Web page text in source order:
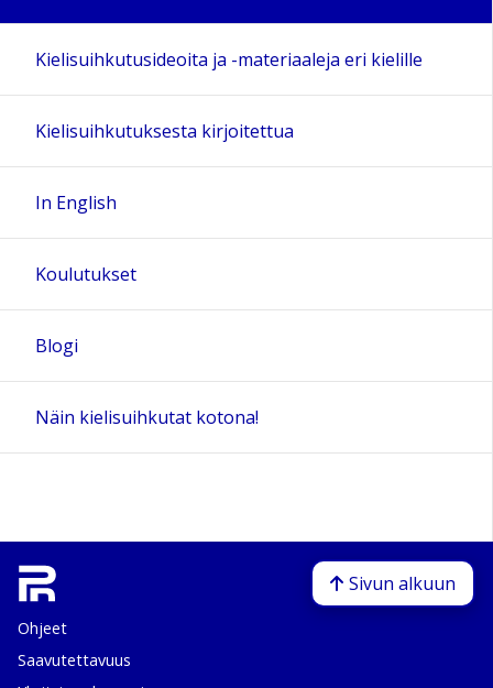
Kielisuihkutusideoita ja -materiaaleja eri kielille
Kielisuihkutuksesta kirjoitettua
In English
Koulutukset
Blogi
Näin kielisuihkutat kotona!
Ohjeet
Saavutettavuus
Sivun alkuun